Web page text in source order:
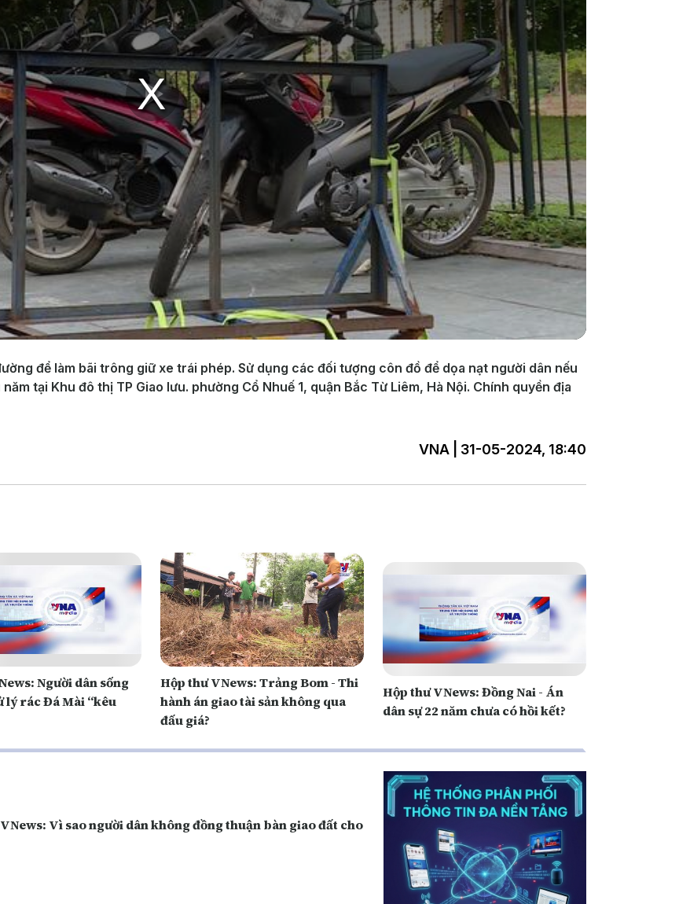
Play
Video
để làm bãi trông giữ xe trái phép. Sử dụng các đối tượng côn đồ để dọa nạt người dân nếu
tại Khu đô thị TP Giao lưu. phường Cổ Nhuế 1, quận Bắc Từ Liêm, Hà Nội. Chính quyền địa
VNA | 31-05-2024, 18:40
Người dân sống
lý rác Đá Mài “kêu
Hộp thư VNews: Trảng Bom - Thi
hành án giao tài sản không qua
đấu giá?
Hộp thư VNews: Đồng Nai - Án
dân sự 22 năm chưa có hồi kết?
Vì sao người dân không đồng thuận bàn giao đất cho